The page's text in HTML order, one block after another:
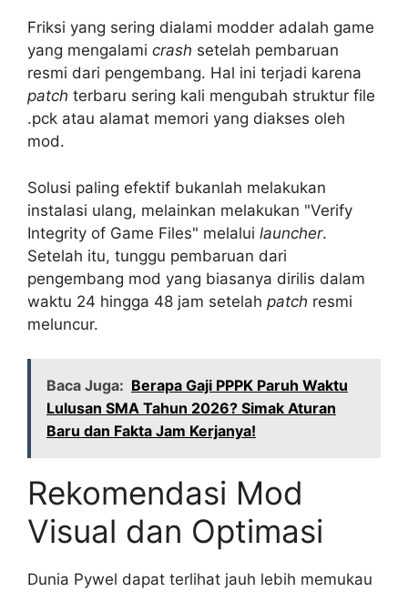
Friksi yang sering dialami modder adalah game
yang mengalami crash setelah pembaruan
resmi dari pengembang. Hal ini terjadi karena
patch terbaru sering kali mengubah struktur file
.pck atau alamat memori yang diakses oleh
mod.
Solusi paling efektif bukanlah melakukan
instalasi ulang, melainkan melakukan "Verify
Integrity of Game Files" melalui launcher.
Setelah itu, tunggu pembaruan dari
pengembang mod yang biasanya dirilis dalam
waktu 24 hingga 48 jam setelah patch resmi
meluncur.
Baca Juga: Berapa Gaji PPPK Paruh Waktu
Lulusan SMA Tahun 2026? Simak Aturan
Baru dan Fakta Jam Kerjanya!
Rekomendasi Mod
Visual dan Optimasi
Dunia Pywel dapat terlihat jauh lebih memukau